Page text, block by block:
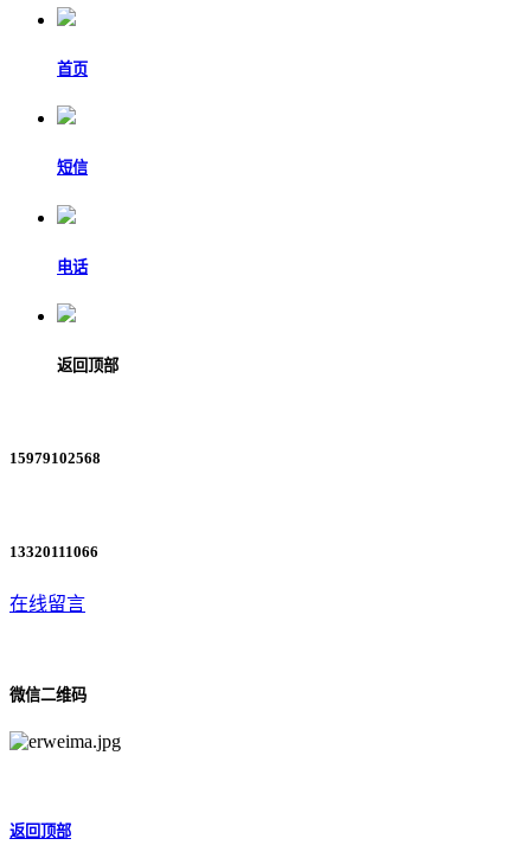
首页
短信
电话
返回顶部
15979102568
13320111066
在线留言
微信二维码
返回顶部